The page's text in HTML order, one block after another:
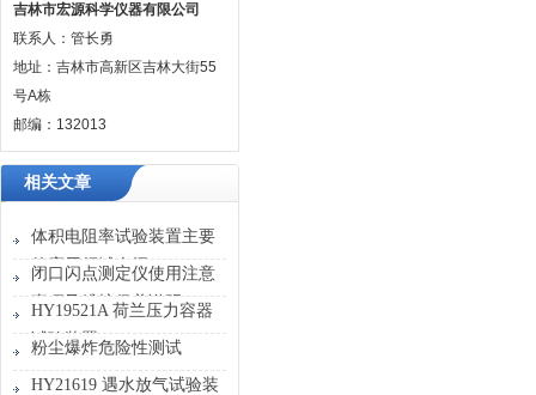
吉林市宏源科学仪器有限公司
联系人：管长勇
地址：吉林市高新区吉林大街55
号A栋
邮编：132013
相关文章
体积电阻率试验装置主要
的应用领域介绍
闭口闪点测定仪使用注意
事项及维护保养说明
HY19521A 荷兰压力容器
试验装置
粉尘爆炸危险性测试
HY21619 遇水放气试验装